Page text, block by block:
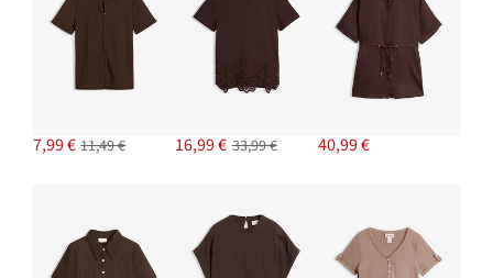
Náramok Chunky
11,99 €
Náušnice kruhy, Chunky
7,99 € 11,49 € 16,99 € 33,99 € 40,99 €